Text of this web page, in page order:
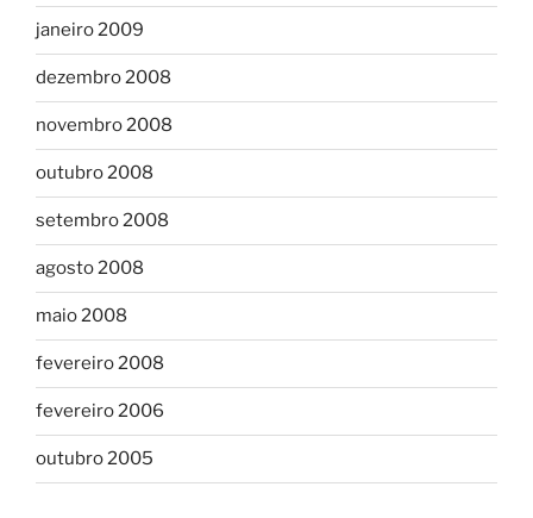
janeiro 2009
dezembro 2008
novembro 2008
outubro 2008
setembro 2008
agosto 2008
maio 2008
fevereiro 2008
fevereiro 2006
outubro 2005